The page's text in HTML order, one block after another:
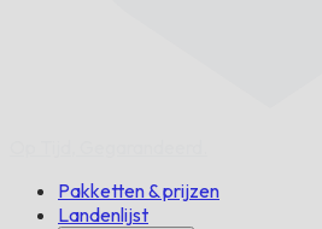
Pakketten & prijzen
Landenlijst